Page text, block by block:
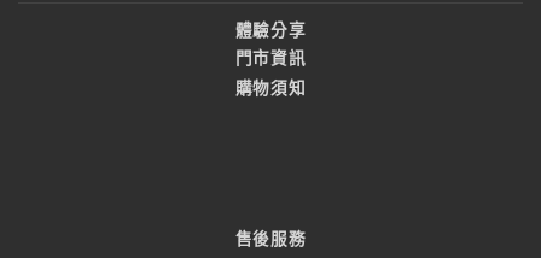
體驗分享
門市資訊
購物須知
售後服務